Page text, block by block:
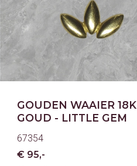
GOUDEN WAAIER 18K
GOUD - LITTLE GEM
67354
€ 95,-